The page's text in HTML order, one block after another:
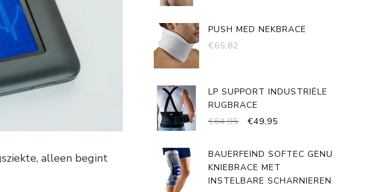
alleen begint
PUSH MED NEKBRACE
€65,82
LP SUPPORT INDUSTRIËLE
RUGBRACE
€64,95
OORSPRONKELIJKE
€64,95.
€49,95
€49,95.
BAUERFEIND SOFTEC GENU
KNIEBRACE MET
INSTELBARE SCHARNIEREN